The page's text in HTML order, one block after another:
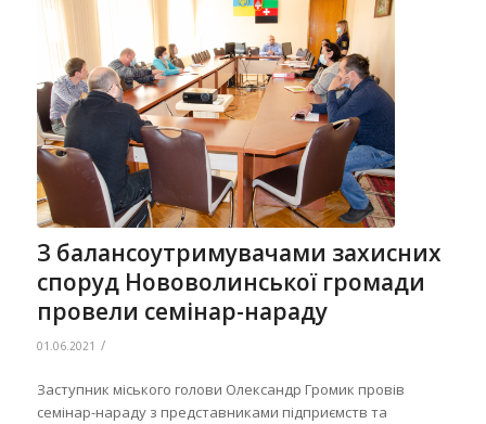
З балансоутримувачами захисних
споруд Нововолинської громади
провели семінар-нараду
01.06.2021 /
Заступник міського голови Олександр Громик провів
семінар-нараду з представниками підприємств та